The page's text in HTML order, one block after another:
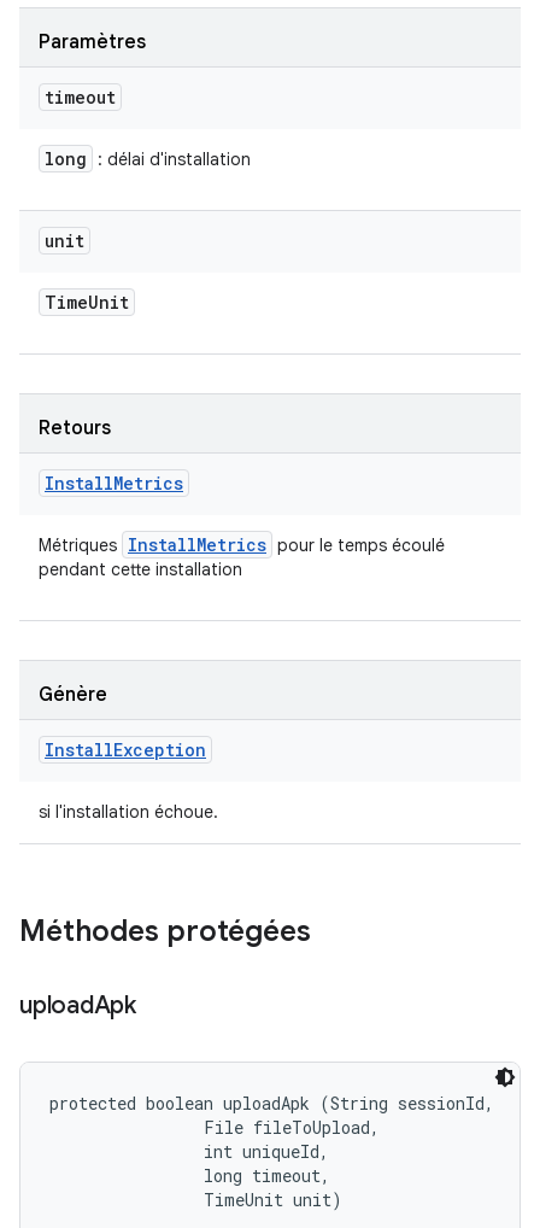
Paramètres
timeout
long : délai d'installation
unit
TimeUnit
Retours
InstallMetrics
Métriques InstallMetrics pour le temps écoulé
pendant cette installation
Génère
InstallException
si l'installation échoue.
Méthodes protégées
uploadApk
protected boolean uploadApk (String sessionId,
                File fileToUpload,
                int uniqueId,
                long timeout,
                TimeUnit unit)